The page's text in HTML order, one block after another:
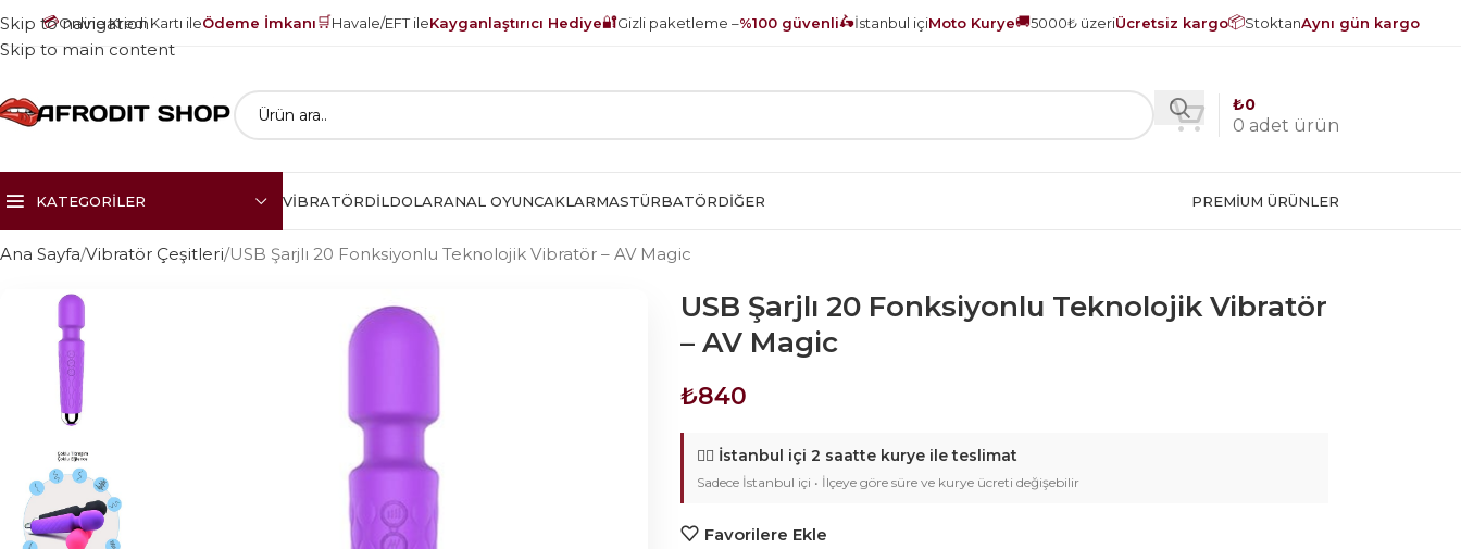
💳Online Kredi Kartı ileÖdeme İmkanı🛒Havale/EFT ileKayganlaştırıcı Hediye🔐Gizli paketleme –%100 güvenli🛵İstanbul içiMoto Kurye🚚5000₺ üzeriÜcretsiz kargo📦StoktanAynı gün kargo
Skip to navigation
Skip to main content
0 adet ürün
₺0
KATEGORILER VIBRATÖRDILDOLARANAL OYUNCAKLARMASTÜRBATÖRDIĞER PREMIUM ÜRÜNLER
Ana Sayfa Vibratör Çeşitleri USB Şarjlı 20 Fonksiyonlu Teknolojik Vibratör – AV Magic
USB Şarjlı 20 Fonksiyonlu Teknolojik Vibratör
– AV Magic
₺840
🚴‍♂️ İstanbul içi 2 saatte kurye ile teslimat
Sadece İstanbul içi • İlçeye göre süre ve kurye ücreti değişebilir
Favorilere Ekle